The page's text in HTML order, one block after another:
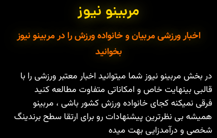
مربینو نیوز
اخبار ورزشی مربیان و خانواده ورزش را در مربینو نیوز
بخوانید
در بخش مربینو نیوز شما میتوانید اخبار معتبر ورزشی را با
قالبی بینهایت خاص و امکاناتی متفاوت مطالعه کنید
فرقی نمیکنه کجای خانواده ورزش کشور باشی ، مربینو
همیشه بی نظرترین پیشنهادات رو برای ارتقا سطح برندینگ
شخصی و درآمدزایی بهت میده